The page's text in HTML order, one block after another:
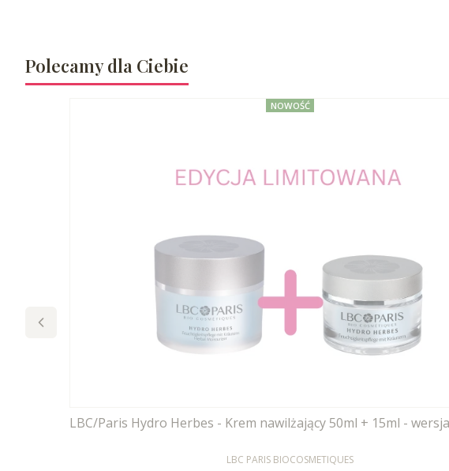
Polecamy dla Ciebie
NOWOŚĆ
LBC/Paris Hydro Herbes - Krem nawilżający 50ml + 15ml -
PRODUCENT
LBC PARIS BIOCOSMETIQUES